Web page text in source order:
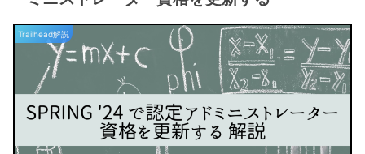
Trailhead解説